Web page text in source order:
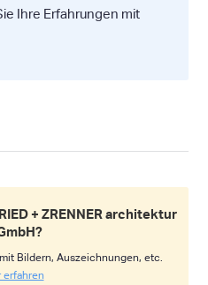
Ihre Erfahrungen mit
+ ZRENNER architektur
Bildern, Auszeichnungen, etc.
erfahren